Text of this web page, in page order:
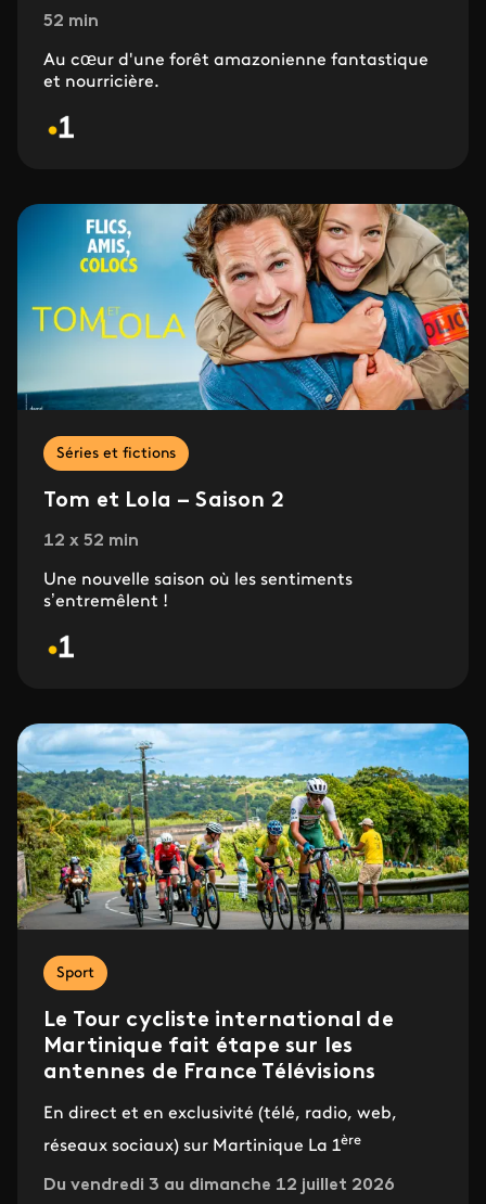
52 min
Au cœur d'une forêt amazonienne fantastique
et nourricière.
Séries et fictions
Tom et Lola – Saison 2
12 x 52 min
Une nouvelle saison où les sentiments
s’entremêlent !
Sport
Le Tour cycliste international de
Martinique fait étape sur les
antennes de France Télévisions
En direct et en exclusivité (télé, radio, web,
réseaux sociaux) sur Martinique La 1ère
Du vendredi 3 au dimanche 12 juillet 2026